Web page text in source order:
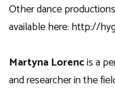
Other dance
available here: http://
Martyna Lorencis a
and researcher in the